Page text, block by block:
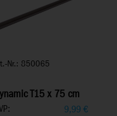
Nr.: 850065
T15 x 75 cm
9,99 €